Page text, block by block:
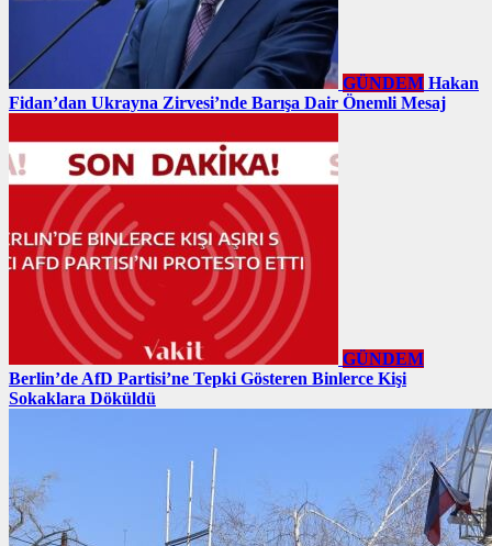
GÜNDEM Hakan
Fidan’dan Ukrayna Zirvesi’nde Barışa Dair Önemli Mesaj
GÜNDEM
Berlin’de AfD Partisi’ne Tepki Gösteren Binlerce Kişi
Sokaklara Döküldü